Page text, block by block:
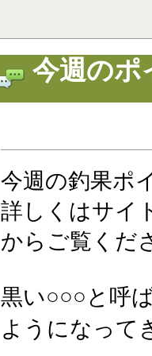
今週のポ
今週の釣果ポ
詳しくはサイ
からご覧くだ
黒い○○○と呼
ようになって